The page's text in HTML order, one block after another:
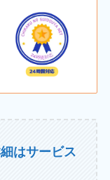
はサービス